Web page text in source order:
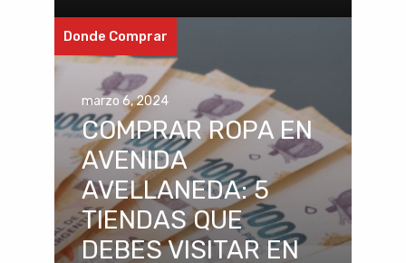
Donde Comprar
marzo 6, 2024
COMPRAR ROPA EN
AVENIDA
AVELLANEDA: 5
TIENDAS QUE
DEBES VISITAR EN